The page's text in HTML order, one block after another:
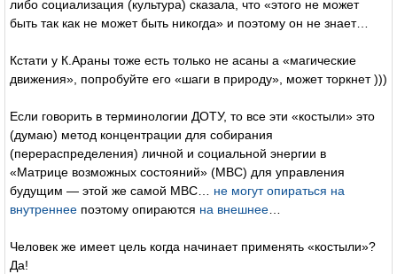
либо социализация (культура) сказала, что «этого не может
быть так как не может быть никогда» и поэтому он не знает…
Кстати у К.Араны тоже есть только не асаны а «магические
движения», попробуйте его «шаги в природу», может торкнет )))
Если говорить в терминологии ДОТУ, то все эти «костыли» это
(думаю) метод концентрации для собирания
(перераспределения) личной и социальной энергии в
«Матрице возможных состояний» (МВС) для управления
будущим — этой же самой МВС… не могут опираться на
внутреннее поэтому опираются на внешнее
Человек же имеет цель когда начинает применять «костыли»?
Да!